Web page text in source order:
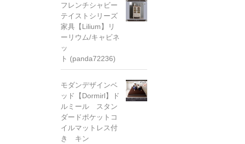
フレンチシャビー
テイストシリーズ
家具【Lilium】リ
ーリウム/キャビネ
ッ
ト (panda72236)
モダンデザインベ
ッド【Dormirl】ド
ルミール スタン
ダードポケットコ
イルマットレス付
き キン